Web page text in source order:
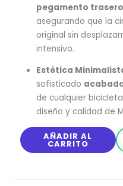
pegamento
asegurando que la
original sin
intensivo.
Estética
sofisticado
de cualquier
diseño y calidad de
AÑADIR AL
CARRITO